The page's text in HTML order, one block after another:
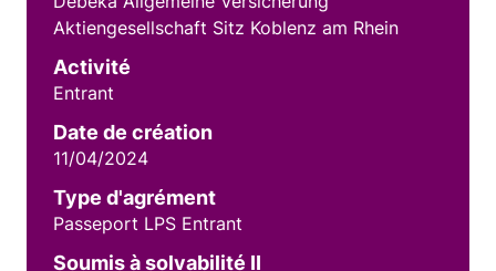
Aktiengesellschaft Sitz Koblenz am Rhein
Activité
Entrant
Date de création
11/04/2024
Type d'agrément
Passeport LPS Entrant
Soumis à solvabilité II